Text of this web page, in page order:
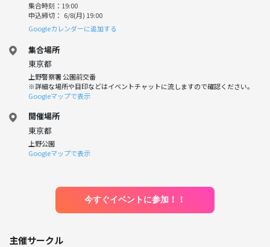
集合時刻：19:00
申込締切： 6/8(月) 19:00
Googleカレンダーに追加する
集合場所
東京都
上野警察署 公園前交番
※詳細な場所や目印などはイベントチャットに流しますので確認ください。
Googleマップで表示
開催場所
東京都
上野公園
Googleマップで表示
今すぐイベントに参加！！
主催サークル